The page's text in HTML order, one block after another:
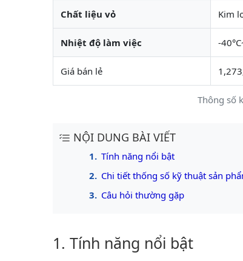
Thông số
Chất liệu vỏ Kim
Nhiệt độ làm việc -
Giá bán lẻ
NỘI DUNG BÀI VIẾT
Tính năng nổi bật
Chi tiết thống số kỹ thuật sản
Câu hỏi thường gặp
Tính năng nổi bật